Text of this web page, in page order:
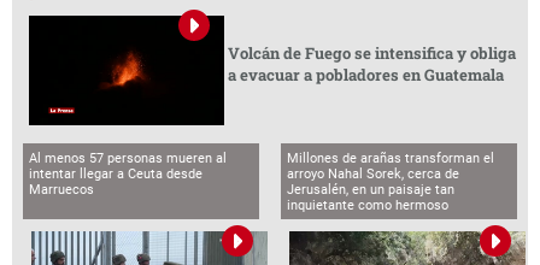
Volcán de Fuego se intensifica y obliga
a evacuar a pobladores en Guatemala
Al menos 57 personas mueren al
intentar llegar a Ceuta desde
Marruecos
Millones de arañas transforman el
arroyo Nahal Sorek, cerca de
Jerusalén, en un paisaje tan
inquietante como hermoso